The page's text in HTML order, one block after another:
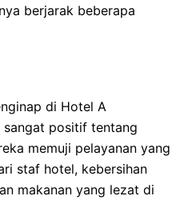
berjarak beberapa
di Hotel A
sangat positif tentang
memuji pelayanan yang
staf hotel, kebersihan
makanan yang lezat di